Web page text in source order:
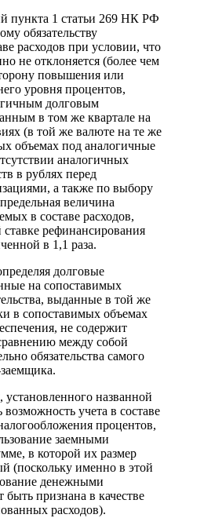
пункта 1 статьи 269 НК РФ
обязательству
расходов при условии, что
не отклоняется (более чем
повышения или
уровня процентов,
долговым
в том же квартале на
(в той же валюте на те же
объемах под аналогичные
аналогичных
в рублях перед
а также по выбору
величина
в составе расходов,
рефинансирования
в 1,1 раза.
долговые
на сопоставимых
выданные в той же
в сопоставимых объемах
не содержит
между собой
обязательства самого
установленного названной
учета в составе
процентов,
заемными
в которой их размер
(поскольку именно в этой
денежными
быть признана в качестве
расходов).